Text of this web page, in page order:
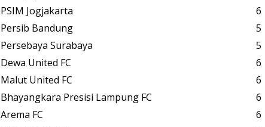
PSIM Jogjakarta 6
Persib Bandung 5
Persebaya Surabaya 5
Dewa United FC 6
Malut United FC 6
Bhayangkara Presisi Lampung FC 6
Arema FC 6